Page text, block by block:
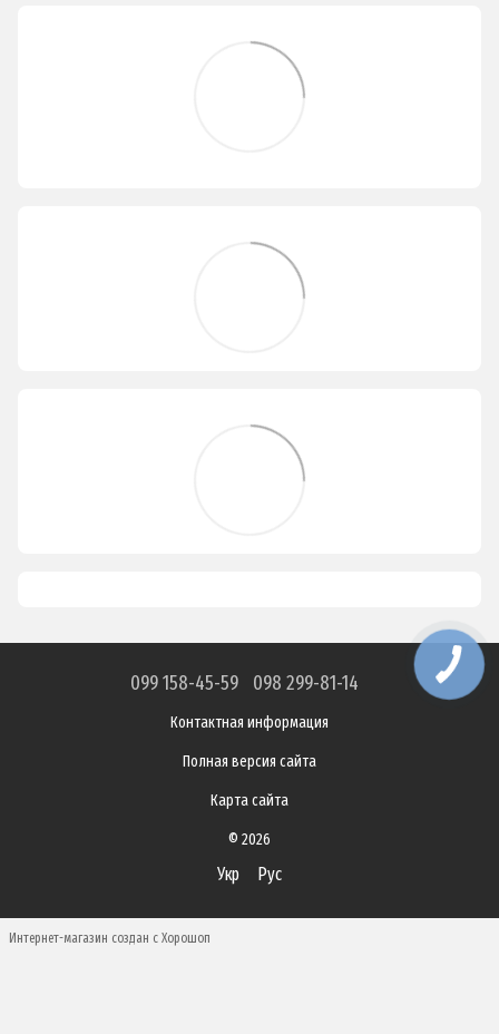
099 158-45-59 098 299-81-14
Контактная информация
Полная версия сайта
Карта сайта
© 2026
Укр Рус
Интернет-магазин создан с Хорошоп